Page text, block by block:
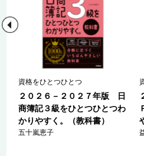
資格をひとつひとつ
２０２６－２０２７年版 日
商簿記３級をひとつひとつわ
かりやすく。（教科書）
五十嵐恵子